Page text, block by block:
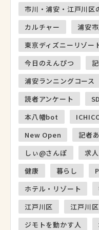
市川・浦安・江戸川区
カルチャー
浦安
東京ディズニーリゾー
今日のえんぴつ
浦安ランニングコース
読者アンケート
本八幡bot
New Open
記者
しぃ@さんぽ
求人
健康
暮らし
ホテル・リゾート
江戸川区
江戸川区
ジモトを動かす人